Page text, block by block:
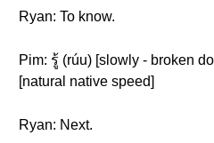
Ryan: To know.
Pim: รู้ (rúu) [slowly - broken
[natural native speed]
Ryan: Next.